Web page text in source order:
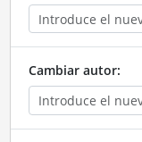
Cambiar autor: